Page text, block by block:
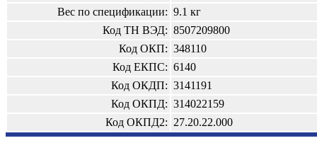
Вес по спецификации: 9.1 кг
Код ТН ВЭД: 8507209800
Код ОКП: 348110
Код ЕКПС: 6140
Код ОКДП: 3141191
Код ОКПД: 314022159
Код ОКПД2: 27.20.22.000